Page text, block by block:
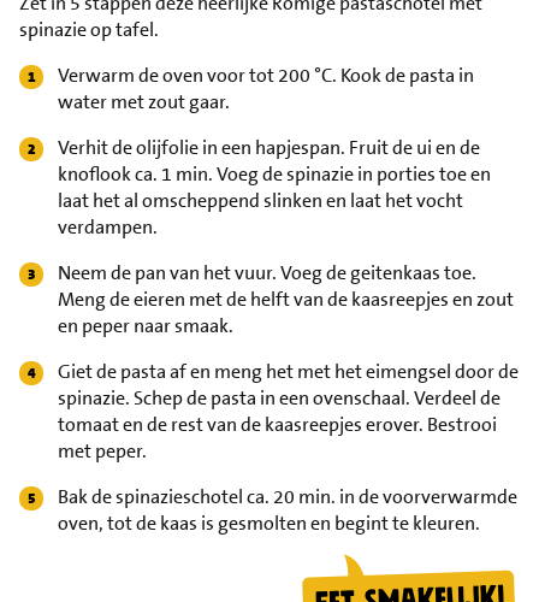
spinazie op tafel.
Verwarm de oven voor tot 200 °C. Kook de pasta in
water met zout gaar.
Verhit de olijfolie in een hapjespan. Fruit de ui en de
knoflook ca. 1 min. Voeg de spinazie in porties toe en
laat het al omscheppend slinken en laat het vocht
verdampen.
Neem de pan van het vuur. Voeg de geitenkaas toe.
Meng de eieren met de helft van de kaasreepjes en zout
en peper naar smaak.
Giet de pasta af en meng het met het eimengsel door de
spinazie. Schep de pasta in een ovenschaal. Verdeel de
tomaat en de rest van de kaasreepjes erover. Bestrooi
met peper.
Bak de spinazieschotel ca. 20 min. in de voorverwarmde
oven, tot de kaas is gesmolten en begint te kleuren.